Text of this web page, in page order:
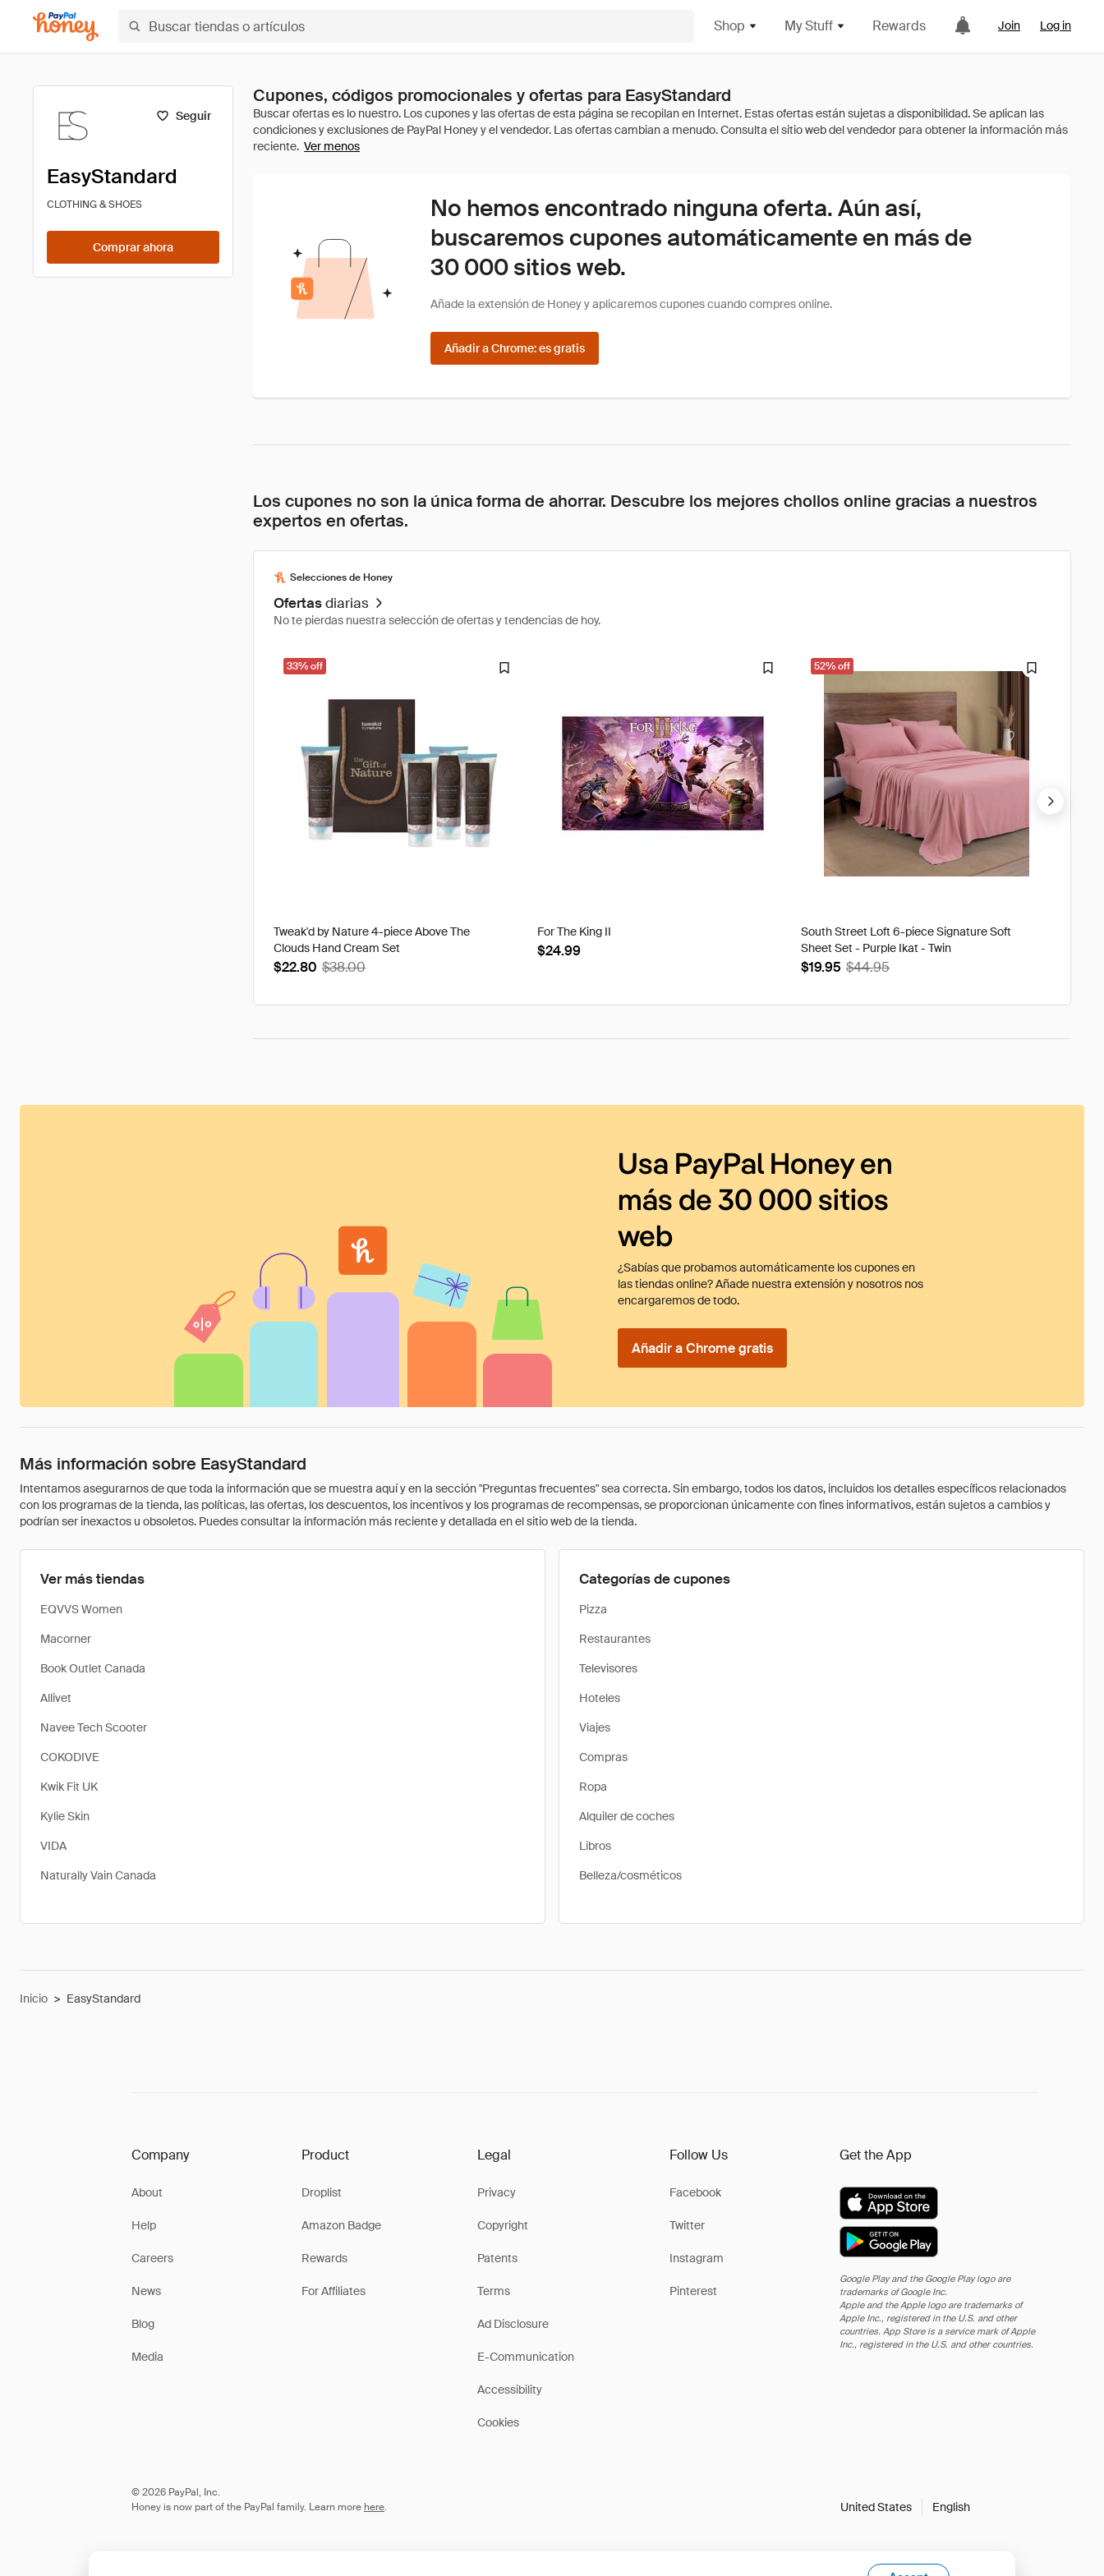
Shop My Stuff Rewards Join Log in
Seguir
EasyStandard
CLOTHING & SHOES
Comprar ahora
Cupones, códigos promocionales y ofertas para EasyStandard
Ver menos
No hemos encontrado ninguna oferta. Aún así,
buscaremos cupones automáticamente en más de
30 000 sitios web.
Añade la extensión de Honey y aplicaremos cupones cuando compres online.
Añadir a Chrome: es gratis
Los cupones no son la única forma de ahorrar. Descubre los mejores chollos online gracias a nuestros
expertos en ofertas.
Selecciones de Honey
Ofertasdiarias
No te pierdas nuestra selección de ofertas y tendencias de hoy.
33% off
Tweak'd by Nature 4-piece Above The
Clouds Hand Cream Set
$22.80 $38.00
For The King II
$24.99
52% off
South Street Loft 6-piece Signature Soft
Sheet Set - Purple Ikat - Twin
$19.95 $44.95
Usa PayPal Honey en
más de 30 000 sitios
web
¿Sabías que probamos automáticamente los cupones en
las tiendas online? Añade nuestra extensión y nosotros nos
encargaremos de todo.
Añadir a Chrome gratis
Más información sobre EasyStandard
Intentamos asegurarnos de que toda la información que se muestra aquí y en la sección "Preguntas frecuentes" sea correcta. Sin embargo, todos los datos, incluidos los detalles específicos relacionados
con los programas de la tienda, las políticas, las ofertas, los descuentos, los incentivos y los programas de recompensas, se proporcionan únicamente con fines informativos, están sujetos a cambios y
podrían ser inexactos u obsoletos. Puedes consultar la información más reciente y detallada en el sitio web de la tienda.
Ver más tiendas
EQVVS Women
Macorner
Book Outlet Canada
Allivet
Navee Tech Scooter
COKODIVE
Kwik Fit UK
Kylie Skin
VIDA
Naturally Vain Canada
Categorías de cupones
Pizza
Restaurantes
Televisores
Hoteles
Viajes
Compras
Ropa
Alquiler de coches
Libros
Belleza/cosméticos
Inicio > EasyStandard
Company
About
Help
Careers
News
Blog
Media
Product
Droplist
Amazon Badge
Rewards
For Affiliates
Legal
Privacy
Copyright
Patents
Terms
Ad Disclosure
E-Communication
Accessibility
Cookies
Follow Us
Facebook
Twitter
Instagram
Pinterest
Get the App
Google Play and the Google Play logo are
trademarks of Google Inc.
Apple and the Apple logo are trademarks of
Apple Inc., registered in the U.S. and other
countries. App Store is a service mark of Apple
Inc., registered in the U.S. and other countries.
© 2026 PayPal, Inc.
Honey is now part of the PayPal family. Learn more here. United States English